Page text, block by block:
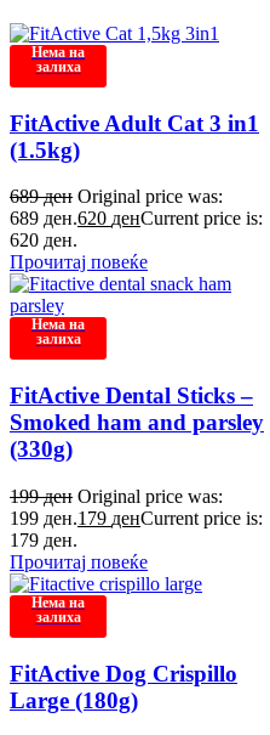
Нема на
залиха
FitActive Adult Cat 3 in1
(1.5kg)
689ден Original price was:
689 ден.620 денCurrent price is:
620 ден.
Прочитај повеќе
Нема на
залиха
FitActive Dental Sticks –
Smoked ham and parsley
(330g)
199ден Original price was:
199 ден.179 денCurrent price is:
179 ден.
Прочитај повеќе
Нема на
залиха
FitActive Dog Crispillo
Large (180g)